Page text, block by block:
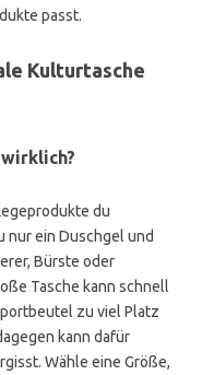
passt.
Kulturtasche
du
nur ein Duschgel und
Bürste oder
Tasche kann schnell
zu viel Platz
kann dafür
Wähle eine Größe,